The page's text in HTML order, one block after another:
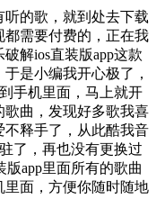
的歌，就到处去下载
需要付费的，正在我
解ios直装版app这款
是小编我开心极了，
手机里面，马上就开
曲，发现好多歌我喜
释手了，从此酷我音
了，再也没有更换过
app里面所有的歌曲
面，方便你随时随地